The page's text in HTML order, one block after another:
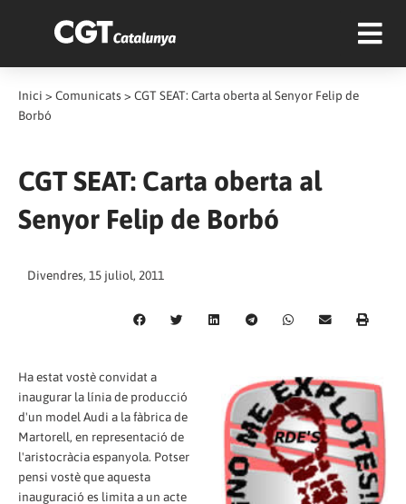
Inici > Comunicats > CGT SEAT: Carta oberta al Senyor Felip de
Borbó
CGT SEAT: Carta oberta al
Senyor Felip de Borbó
Divendres, 15 juliol, 2011
Ha estat vostè convidat a
inaugurar la línia de producció
d'un model Audi a la fàbrica de
Martorell, en representació de
l'aristocràcia espanyola. Potser
pensi vostè que aquesta
inauguració es limita a un acte